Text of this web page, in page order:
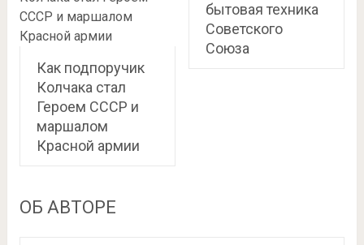
Как подпоручик
Колчака стал
Героем СССР и
маршалом
Красной армии
бытовая техника
Советского
Союза
ОБ АВТОРЕ